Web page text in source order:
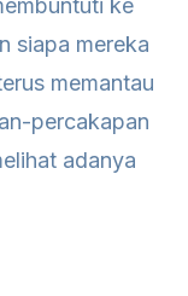
ke
siapa mereka
memantau
percakapan
adanya